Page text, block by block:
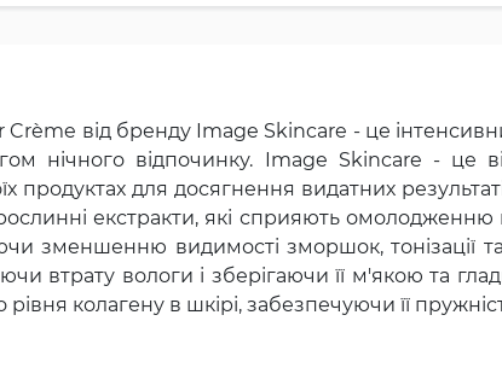
від бренду Image Skincare - це
нічного відпочинку. Image Skincare - це
продуктах для досягнення видатних
екстракти, які сприяють
зменшенню видимості зморшок, тонізації
втрату вологи і зберігаючи її м'якою та
колагену в шкірі, забезпечуючи її